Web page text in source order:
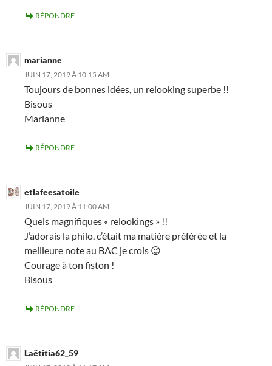
RÉPONDRE
marianne
JUIN 17, 2019 À 10:15 AM
Toujours de bonnes idées, un relooking superbe !!
Bisous
Marianne
RÉPONDRE
etlafeesatoile
JUIN 17, 2019 À 11:00 AM
Quels magnifiques « relookings » !!
J’adorais la philo, c’était ma matière préférée et la
meilleure note au BAC je crois 😉
Courage à ton fiston !
Bisous
RÉPONDRE
Laëtitia62_59